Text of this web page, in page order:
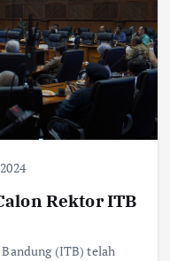
Rektor ITB
(ITB) telah